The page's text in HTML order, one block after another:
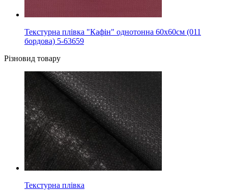
Текстурна плівка "Кафін" однотонна 60х60см (011
бордова) 5-63659
Різновид товару
Текстурна плівка